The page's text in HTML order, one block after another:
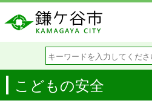
こどもの安全